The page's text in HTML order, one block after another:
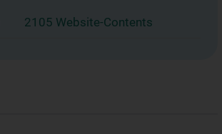
2105 Website-Contents